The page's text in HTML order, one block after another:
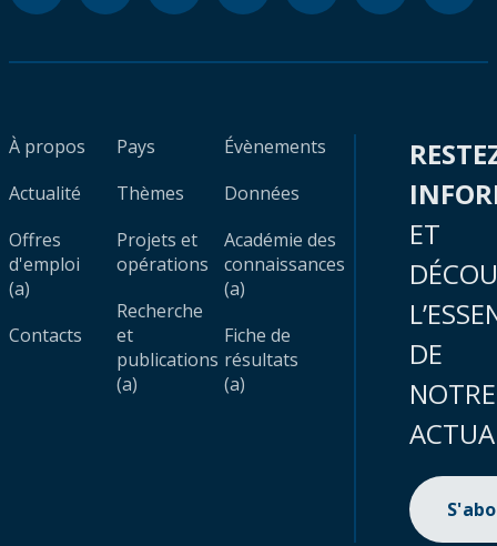
À propos
Actualité
Offres
d'emploi
(a)
Contacts
Pays
Thèmes
Projets et
opérations
Recherche
et
publications
(a)
Évènements
Données
Académie des
connaissances
(a)
Fiche de
résultats
(a)
ET
DE
NOTRE